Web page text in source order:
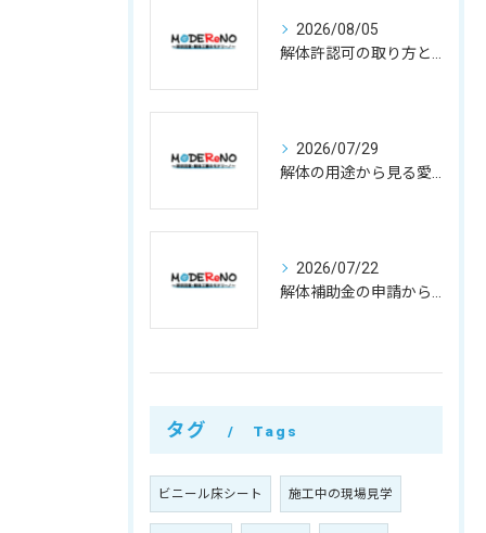
2026/08/05
2026/07/29
2026/07/22
タグ Tags
ビニール床シート 施工中の現場見学